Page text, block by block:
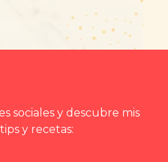
sociales y descubre mis
y recetas: